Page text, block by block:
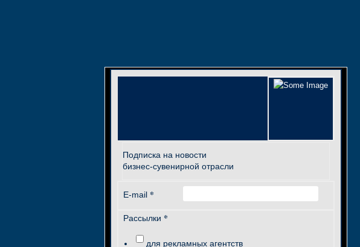
Подписка на новости
бизнес-сувенирной отрасли
E-mail *
Рассылки *
для рекламных агентств